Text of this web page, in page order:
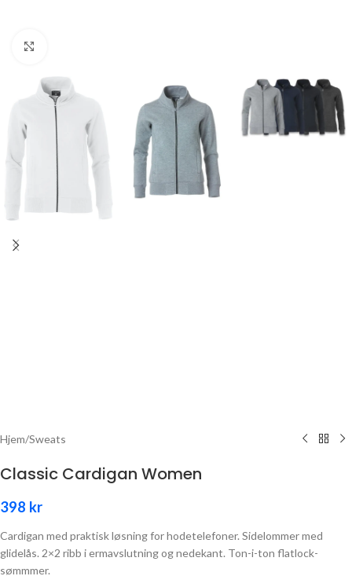
Hjem/Sweats
Classic Cardigan Women
398 kr
Cardigan med praktisk løsning for hodetelefoner. Sidelommer med
glidelås. 2×2 ribb i ermavslutning og nedekant. Ton-i-ton flatlock-
sømmmer.